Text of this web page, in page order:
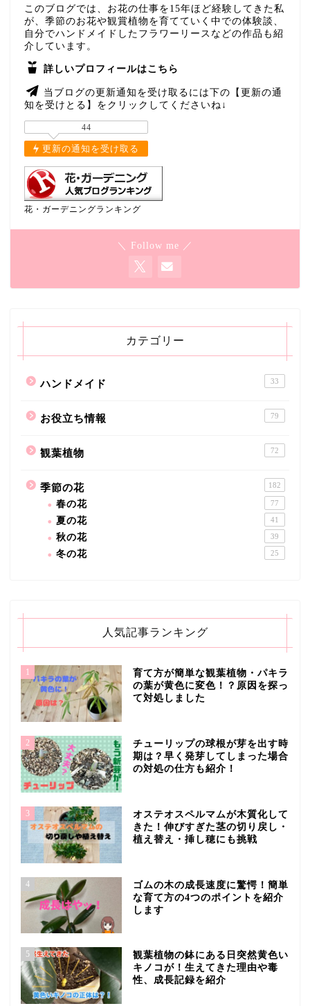
このブログでは、お花の仕事を15年ほど経験してきた私
が、季節のお花や観賞植物を育てていく中での体験談、
自分でハンドメイドしたフラワーリースなどの作品も紹
介しています。
詳しいプロフィールはこちら
当ブログの更新通知を受け取るには下の【更新の通
知を受けとる】をクリックしてくださいね↓
44
更新の通知を受け取る
花・ガーデニングランキング
＼ Follow me ／
カテゴリー
ハンドメイド 33
お役立ち情報 79
観葉植物 72
季節の花 182
春の花 77
夏の花 41
秋の花 39
冬の花 25
人気記事ランキング
1
育て方が簡単な観葉植物・パキラ
の葉が黄色に変色！？原因を探っ
て対処しました
2
チューリップの球根が芽を出す時
期は？早く発芽してしまった場合
の対処の仕方も紹介！
3
オステオスペルマムが木質化して
きた！伸びすぎた茎の切り戻し・
植え替え・挿し穂にも挑戦
4
ゴムの木の成長速度に驚愕！簡単
な育て方の4つのポイントを紹介
します
5
観葉植物の鉢にある日突然黄色い
キノコが！生えてきた理由や毒
性、成長記録を紹介